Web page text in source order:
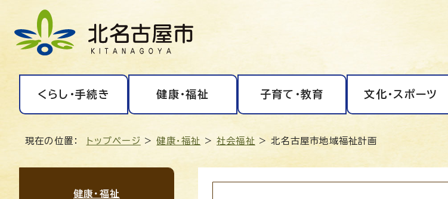
くらし・手続き 健康・福祉 子育て・教育 文化・スポーツ
現在の位置： トップページ >健康・福祉 >社会福祉 > 北名古屋市地域福祉計画
健康・福祉